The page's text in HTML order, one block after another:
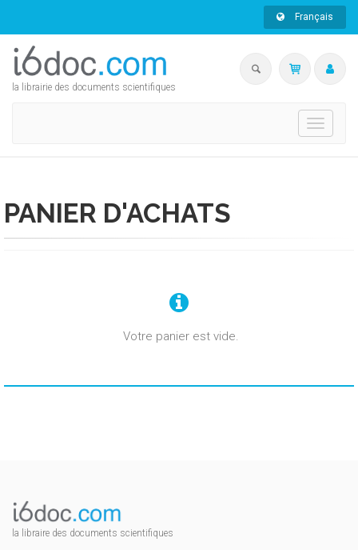
Français
la librairie des documents scientifiques
Toggle
PANIER D'ACHATS
Votre panier est vide.
la libraire des documents scientifiques